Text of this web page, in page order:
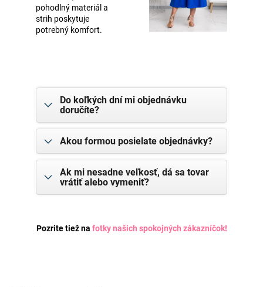
pohodlný materiál a
strih poskytuje
potrebný komfort.
Do koľkých dní mi objednávku
doručíte?
Akou formou posielate objednávky?
Ak mi nesadne veľkosť, dá sa tovar
vrátiť alebo vymeniť?
Pozrite tiež na fotky našich spokojných zákazníčok!